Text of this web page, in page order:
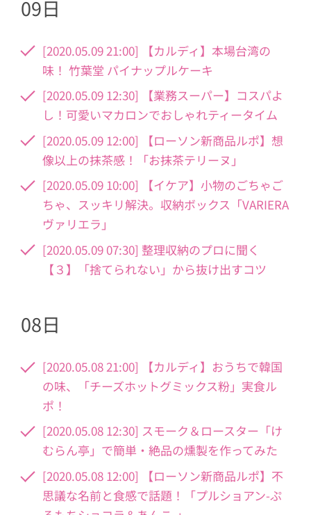
09日
[2020.05.09 21:00] 【カルディ】本場台湾の
味！ 竹葉堂 パイナップルケーキ
[2020.05.09 12:30] 【業務スーパー】コスパよ
し！可愛いマカロンでおしゃれティータイム
[2020.05.09 12:00] 【ローソン新商品ルポ】想
像以上の抹茶感！「お抹茶テリーヌ」
[2020.05.09 10:00] 【イケア】小物のごちゃご
ちゃ、スッキリ解決。収納ボックス「VARIERA
ヴァリエラ」
[2020.05.09 07:30] 整理収納のプロに聞く
【３】「捨てられない」から抜け出すコツ
08日
[2020.05.08 21:00] 【カルディ】おうちで韓国
の味、「チーズホットグミックス粉」実食ル
ポ！
[2020.05.08 12:30] スモーク＆ロースター「け
むらん亭」で簡単・絶品の燻製を作ってみた
[2020.05.08 12:00] 【ローソン新商品ルポ】不
思議な名前と食感で話題！「プルショアン-ぷ